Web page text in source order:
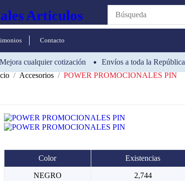
Contacto
Mejora cualquier cotización Envíos a toda la República
Accesorios POWER PROMOCIONALES PIN
Color Existencias
NEGRO 2,744